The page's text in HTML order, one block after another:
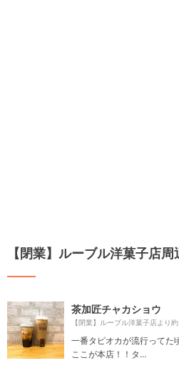
【閉業】ルーブル洋菓子店
茶加匠チャカショウ
【閉業】ルーブル洋菓子店より約
一番タピオカが流行ってた
ここが本店！！タ...